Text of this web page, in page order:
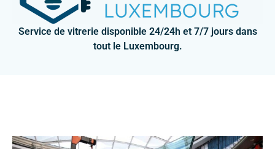
Service de vitrerie disponible 24/24h et 7/7 jours dans
tout le Luxembourg.